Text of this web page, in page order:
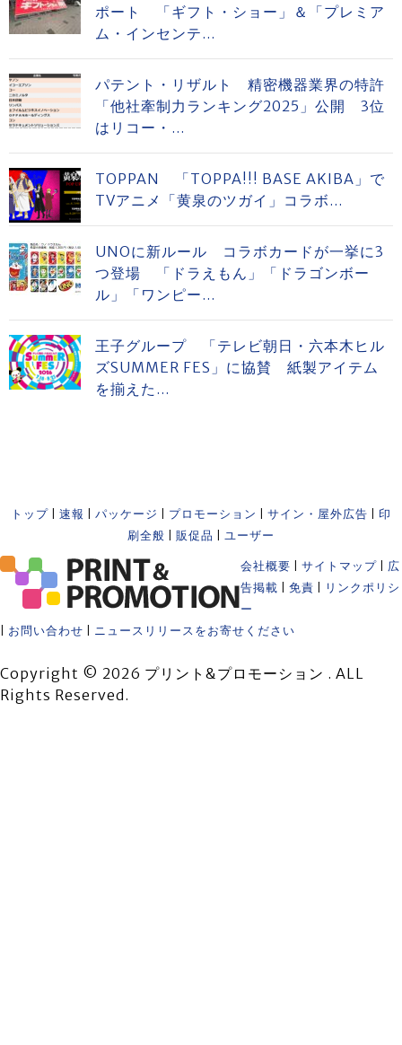
ポート 「ギフト・ショー」＆「プレミア
ム・インセンテ...
パテント・リザルト 精密機器業界の特許
「他社牽制力ランキング2025」公開 3位
はリコー・...
TOPPAN 「TOPPA!!! BASE AKIBA」で
TVアニメ「黄泉のツガイ」コラボ...
UNOに新ルール コラボカードが一挙に3
つ登場 「ドラえもん」「ドラゴンボー
ル」「ワンピー...
王子グループ 「テレビ朝日・六本木ヒル
ズSUMMER FES」に協賛 紙製アイテム
を揃えた...
トップ 速報 パッケージ プロモーション サイン・屋外広告
印
刷全般
販促品 ユーザー
会社概要 サイトマップ
広
告掲載
免責
リンクポリシ
ー
お問い合わせ ニュースリリースをお寄せください
Copyright © 2026 プリント&プロモーション . ALL
Rights Reserved.